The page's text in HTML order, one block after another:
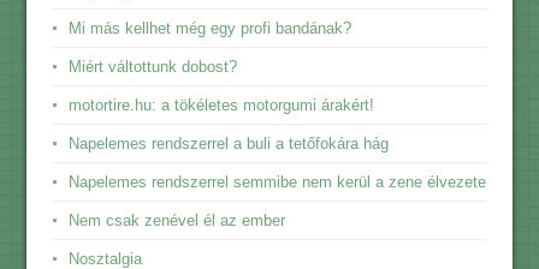
Mi más kellhet még egy profi bandának?
Miért váltottunk dobost?
motortire.hu: a tökéletes motorgumi árakért!
Napelemes rendszerrel a buli a tetőfokára hág
Napelemes rendszerrel semmibe nem kerül a zene élvezete
Nem csak zenével él az ember
Nosztalgia